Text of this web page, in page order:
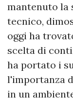
mantenuto la
tecnico,
oggi ha
scelta di
ha portato i
l'importanza
in un